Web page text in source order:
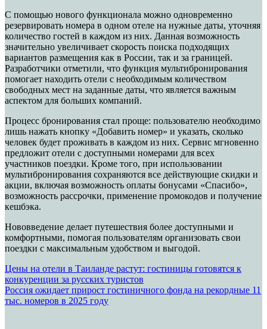
С помощью нового функционала можно одновременно
резервировать номера в одном отеле на нужные даты, уточняя
количество гостей в каждом из них. Данная возможность
значительно увеличивает скорость поиска подходящих
вариантов размещения как в России, так и за границей.
Разработчики отметили, что функция мультибронирования
помогает находить отели с необходимым количеством
свободных мест на заданные даты, что является важным
аспектом для больших компаний.
Процесс бронирования стал проще: пользователю необходимо
лишь нажать кнопку «Добавить номер» и указать, сколько
человек будет проживать в каждом из них. Сервис мгновенно
предложит отели с доступными номерами для всех
участников поездки. Кроме того, при использовании
мультибронирования сохраняются все действующие скидки и
акции, включая возможность оплаты бонусами «Спасибо»,
возможность рассрочки, применение промокодов и получение
кешбэка.
Нововведение делает путешествия более доступными и
комфортными, помогая пользователям организовать свои
поездки с максимальным удобством и выгодой.
Навигация
по
записям
Цены на отели в Таиланде растут: гостиницы готовятся к
конкуренции за русских туристов
Россия ожидает прирост гостиничного фонда на рекордные 11
тыс. номеров в 2025 году